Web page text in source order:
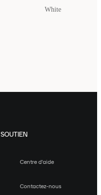
White
SOUTIEN
Centre d'aide
Contactez-nous